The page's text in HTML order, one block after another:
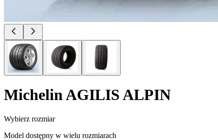
MichelinAGILIS ALPIN
Wybierz rozmiar
Model dostępny w wielu rozmiarach